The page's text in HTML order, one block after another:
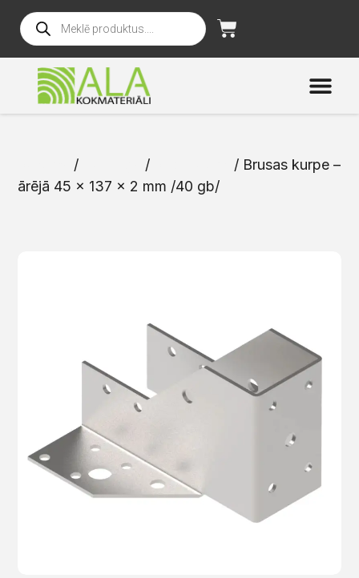
/ /
/ Brusas kurpe –
ārējā 45 x 137 x 2 mm /40 gb/